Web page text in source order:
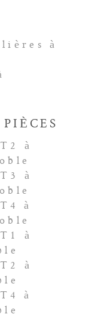
à
à
à
à
à
à
à